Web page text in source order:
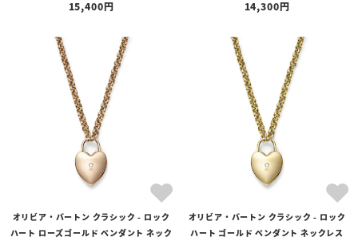
15,400 14,300
オリビア・バートン クラシック - ロック
ハート ローズゴールド ペンダント ネック
オリビア・バートン クラシック - ロック
ハート ゴールド ペンダント ネックレス